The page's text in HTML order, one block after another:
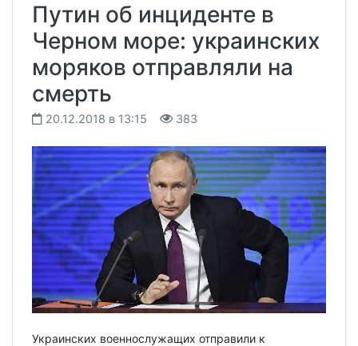
Путин об инциденте в
Черном море: украинских
моряков отправляли на
смерть
20.12.2018 в 13:15 383
Украинских военнослужащих отправили к